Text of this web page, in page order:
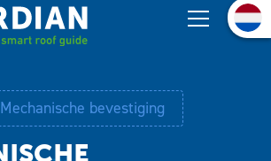
Mechanische bevestiging